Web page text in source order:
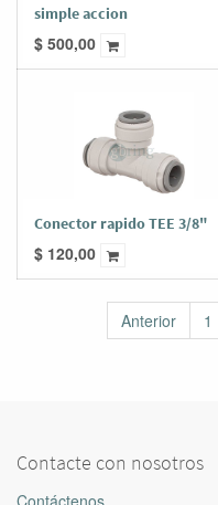
simple accion
$ 500,00
Conector rapido TEE 3/8"
$ 120,00
Anterior 1
Contacte con nosotros
Contáctenos